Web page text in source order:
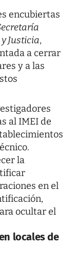
encubiertas
Justicia,
a cerrar
y a las
al IMEI de
la
en el
ocultar el
locales de